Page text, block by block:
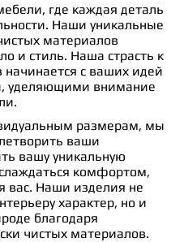
где каждая деталь
Наши уникальные
материалов
и стиль. Наша страсть к
с ваших идей
уделяющими внимание
размерам, мы
ваши
вашу уникальную
комфортом,
вас. Наши изделия не
характер, но и
благодаря
чистых материалов.